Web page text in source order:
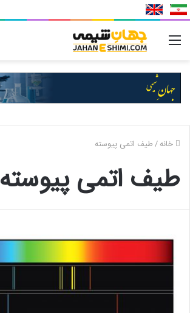
خانه/طیف اتمی پیوسته
طیف اتمی پیوسته